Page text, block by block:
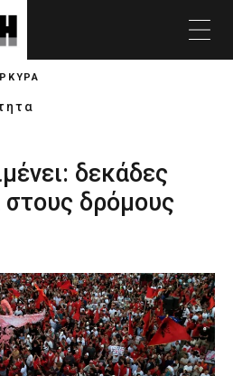
δεκάδες
στους δρόμους